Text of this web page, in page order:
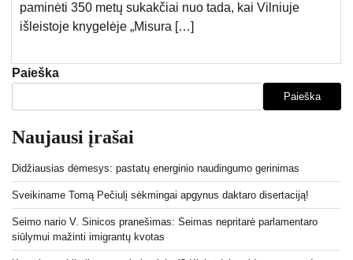
paminėti 350 metų sukakčiai nuo tada, kai Vilniuje
išleistoje knygelėje „Misura […]
Paieška
Paieška
Naujausi įrašai
Didžiausias dėmesys: pastatų energinio naudingumo gerinimas
Sveikiname Tomą Pečiulį sėkmingai apgynus daktaro disertaciją!
Seimo nario V. Sinicos pranešimas: Seimas nepritarė parlamentaro
siūlymui mažinti imigrantų kvotas